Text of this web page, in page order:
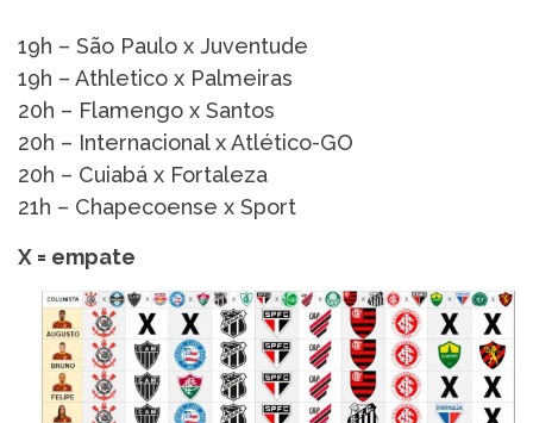
19h – São Paulo x Juventude
19h – Athletico x Palmeiras
20h – Flamengo x Santos
20h – Internacional x Atlético-GO
20h – Cuiabá x Fortaleza
21h – Chapecoense x Sport
X = empate